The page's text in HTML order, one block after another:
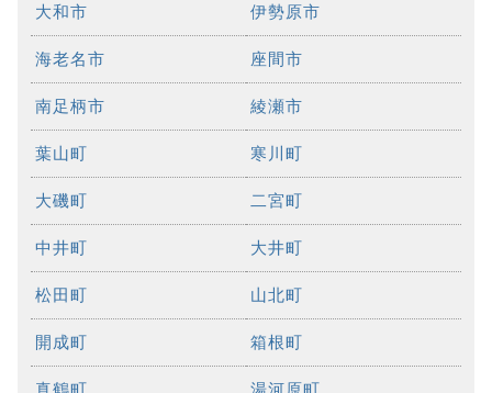
大和市 伊勢原市
海老名市 座間市
南足柄市 綾瀬市
葉山町 寒川町
大磯町 二宮町
中井町 大井町
松田町 山北町
開成町 箱根町
真鶴町 湯河原町